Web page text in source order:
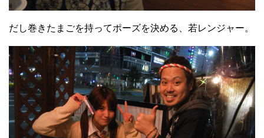
だし巻きたまごを持ってポーズを決める、若レンジャー。